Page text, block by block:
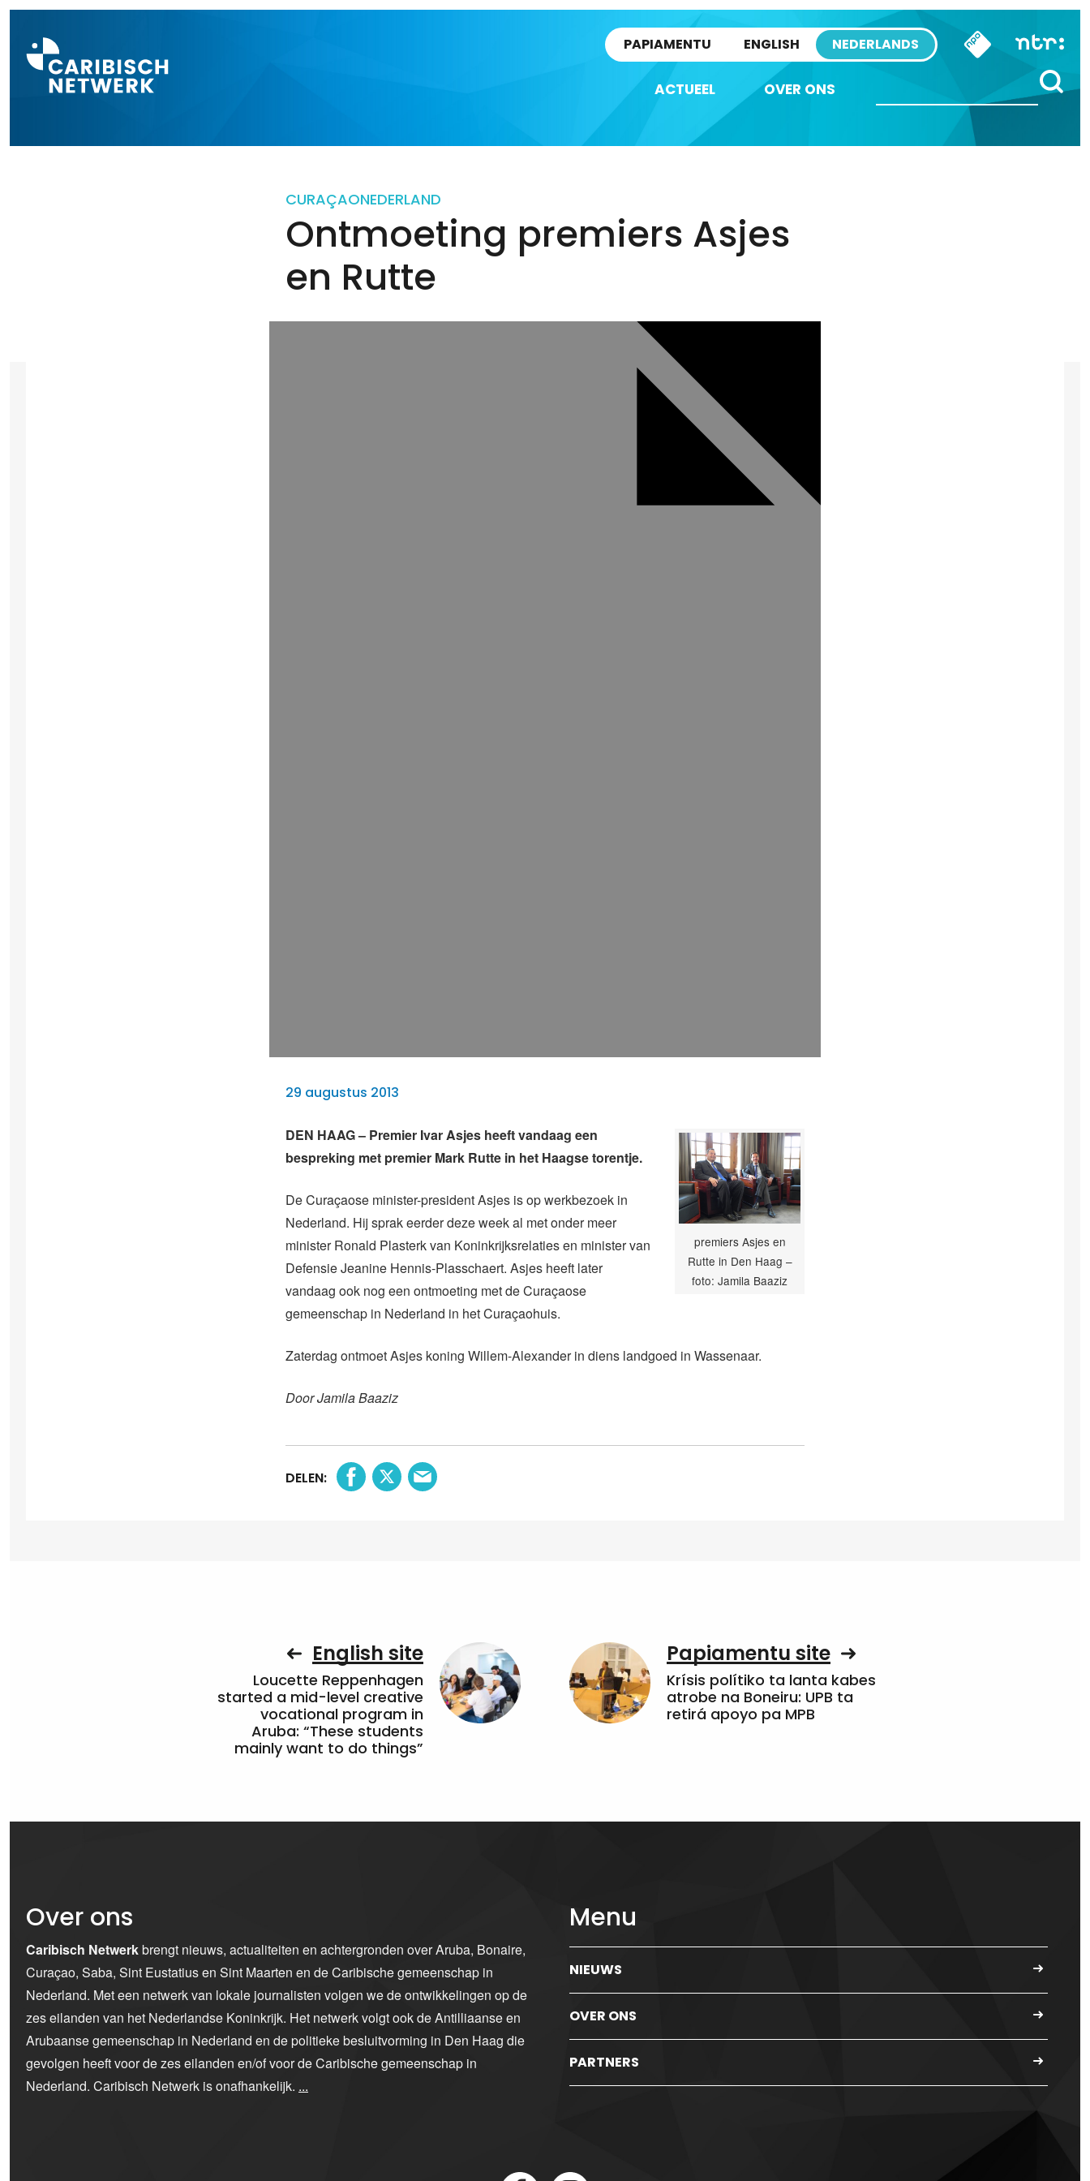
PAPIAMENTU ENGLISH NEDERLANDS
ACTUEEL OVER ONS
CURAÇAONEDERLAND
Ontmoeting premiers Asjes
en Rutte
29 augustus 2013
premiers Asjes en
Rutte in Den Haag –
foto: Jamila Baaziz
DEN HAAG – Premier Ivar Asjes heeft vandaag een
bespreking met premier Mark Rutte in het Haagse torentje.
De Curaçaose minister-president Asjes is op werkbezoek in
Nederland. Hij sprak eerder deze week al met onder meer
minister Ronald Plasterk van Koninkrijksrelaties en minister van
Defensie Jeanine Hennis-Plasschaert. Asjes heeft later
vandaag ook nog een ontmoeting met de Curaçaose
gemeenschap in Nederland in het Curaçaohuis.
Zaterdag ontmoet Asjes koning Willem-Alexander in diens landgoed in Wassenaar.
Door Jamila Baaziz
DELEN:
English site
Loucette Reppenhagen
started a mid-level creative
vocational program in
Aruba: “These students
mainly want to do things”
Papiamentu site
Krísis polítiko ta lanta kabes
atrobe na Boneiru: UPB ta
retirá apoyo pa MPB
Over ons
Caribisch Netwerkbrengt nieuws, actualiteiten en achtergronden over Aruba, Bonaire,
Curaçao, Saba, Sint Eustatius en Sint Maarten en de Caribische gemeenschap in
Nederland. Met een netwerk van lokale journalisten volgen we de ontwikkelingen op de
zes eilanden van het Nederlandse Koninkrijk. Het netwerk volgt ook de Antilliaanse en
Arubaanse gemeenschap in Nederland en de politieke besluitvorming in Den Haag die
gevolgen heeft voor de zes eilanden en/of voor de Caribische gemeenschap in
Nederland. Caribisch Netwerk is onafhankelijk. ...
Menu
NIEUWS
OVER ONS
PARTNERS